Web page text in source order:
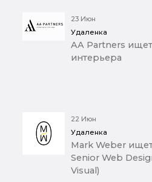
23 Июн
Удаленка
AA Partners
интерьера
22 Июн
Удаленка
Mark Weber
Senior Web
Visual)